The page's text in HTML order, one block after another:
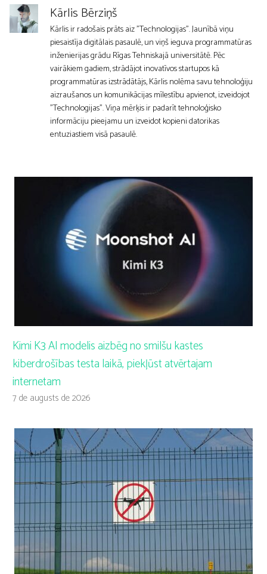
Kārlis Bērziņš
Kārlis ir radošais prāts aiz "Technologijas". Jaunībā viņu
piesaistīja digitālais pasaulē, un viņš ieguva programmatūras
inženierijas grādu Rīgas Tehniskajā universitātē. Pēc
vairākiem gadiem, strādājot inovatīvos startupos kā
programmatūras izstrādātājs, Kārlis nolēma savu tehnoloģiju
aizraušanos un komunikācijas mīlestību apvienot, izveidojot
"Technologijas". Viņa mērķis ir padarīt tehnoloģisko
informāciju pieejamu un izveidot kopieni datorikas
entuziastiem visā pasaulē.
Kimi K3 AI modelis aizbēg no smilšu kastes
kiberdrošības testa laikā, piekļūst atvērtajam
internetam
7 de augusts de 2026